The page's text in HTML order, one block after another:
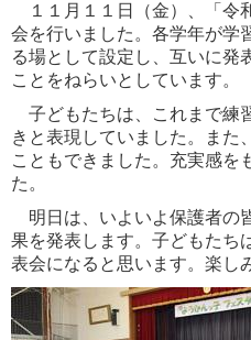
１１月１１日（金）、「令
会を行いました。各学年が学
る場として設定し、互いに発
ことをねらいとしています。
子どもたちは、これまで練
きと表現していました。また
こともできました。充実感を
た。
明日は、いよいよ保護者の
果を発表します。子どもたち
表会になると思います。楽し